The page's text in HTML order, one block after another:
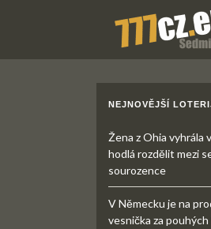
NEJNOVĚJŠÍ
Žena z Ohia vyhrála
hodlá rozdělit mezi
sourozence
V Německu je na
vesnička za pouhých